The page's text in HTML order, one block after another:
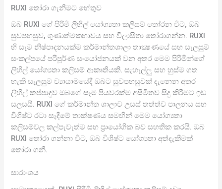
RUXI තෝරා ගැනීමට හේතුව
ඔබ RUXI ගේ පිරිමි ලිහිල් යෝග්‍යතා කලිසම් තෝරන විට, ඔබ
සුවපහසුව, ගුණාත්මකභාවය සහ විලාසිතා තෝරාගන්න. RUXI
හි සෑම නිෂ්පාදනයක්ම කර්මාන්තශාලා තාක්‍ෂණයේ සහ සැලසුම්
සංකල්පයේ පරිපූර්ණ සංයෝජනයක් වන අතර මෙම පිරිමින්ගේ
ලිහිල් යෝග්‍යතා කලිසම් ආකෘතියකි. සැහැල්ලු සහ හුස්ම ගත
හැකි සැලසුම ව්‍යායාමයේදී ඔබට සුවපහසුවක් දැනෙන අතර
ලිහිල් කප්පාදුව ඔබගේ සෑම පියවරක්ම අසීමිතව සිදු කිරීමට ඉඩ
සලසයි. RUXI ගේ කර්මාන්ත ශාලාව උසස් තත්ත්ව පාලනය සහ
විශිෂ්ට රටා සෑදීමේ තාක්ෂණය සමඟින් මෙම යෝග්‍යතා
කලිසම්වල කල්පැවැත්ම සහ ප්‍රායෝගික බව සහතික කරයි. ඔබ
RUXI තෝරා ගන්නා විට, ඔබ විශිෂ්ට යෝග්‍යතා අත්දැකීමක්
තෝරා ගනී.
සාරාංශය